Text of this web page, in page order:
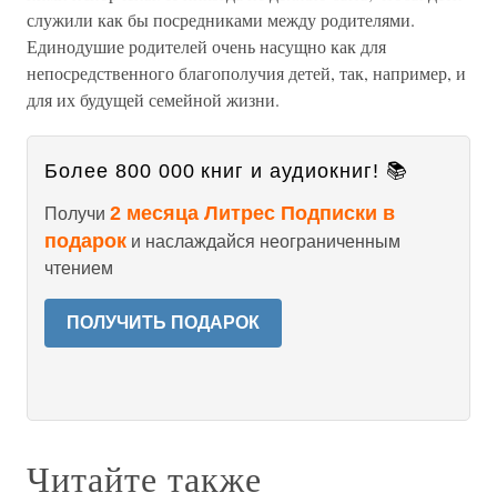
служили как бы посредниками между родителями.
Единодушие родителей очень насущно как для
непосредственного благополучия детей, так, например, и
для их будущей семейной жизни.
Более 800 000 книг и аудиокниг! 📚
Получи 2 месяца Литрес Подписки в
подарок и наслаждайся неограниченным
чтением
ПОЛУЧИТЬ ПОДАРОК
Читайте также